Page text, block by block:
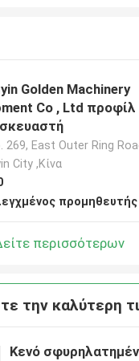
Golden Machinery
Co , Ltd προφίλ
269, East Outer Ring
City ,Κίνα
προμηθευτής
περισσότερων
την καλύτερη
Κενό